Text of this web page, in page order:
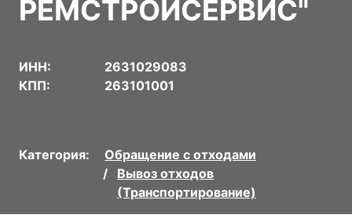
РЕМСТРОЙСЕРВИС"
ИНН:
2631029083
КПП:
263101001
Категория:
Обращение с отходами
Вывоз отходов
(Транспортирование)